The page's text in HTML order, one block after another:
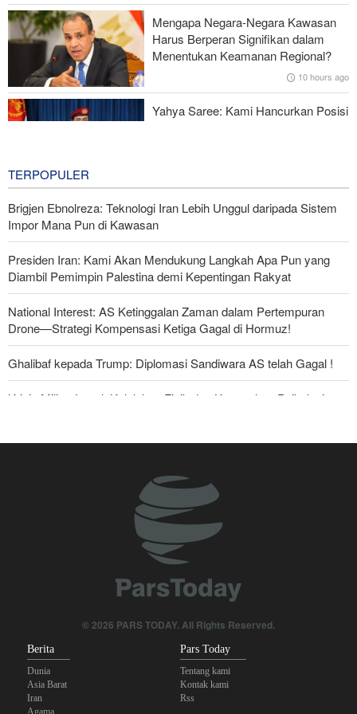
Gagal dalam Perang dengan Iran, Dua Pejabat Senior Mossad
Dipecat
Mengapa Negara-Negara Kawasan
Harus Berperan Signifikan dalam
Menentukan Keamanan Regional?
10 hours ago
Yahya Saree: Kami Hancurkan Posisi
TERPOPULER
Brigjen Ebnolreza: Teknologi Iran Lebih Unggul daripada Sistem
Impor Mana Pun di Kawasan
Presiden Iran: Kami Akan Mendukung Langkah Apa Pun yang
Diambil Pemimpin Palestina demi Kepentingan Rakyat
National Interest: AS Ketinggalan Zaman dalam Pertempuran
Drone—Strategi Kompensasi Ketiga Gagal di Hormuz!
Ghalibaf kepada Trump: Diplomasi Sandiwara AS telah Gagal !
Krisis Militer Israel; Kelelahan Fisik dan Keruntuhan Psikologis
Foreign Policy: Riyadh Terjepit di Antara Iran dan Ansarullah,
Yahya Saree: Kami Hancurkan Posisi Pasukan Bayaran Saudi
dengan Rudal Balistik dan Drone
Brigjen Akrami Nia: Artesh dalam Kondisi Siaga Penuh
Anggota Kongres AS Khawatirkan Dampak Menipisnya Rudal
© 2026 PARS TODAY. All Rights Reserved.
Berita
Dunia
Asia Barat
Iran
Agama
Pars Today
Tentang kami
Kontak kami
Rss